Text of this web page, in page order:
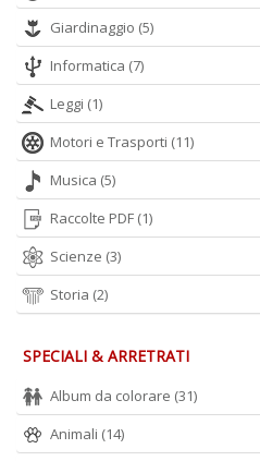
Giardinaggio (5)
Informatica (7)
Leggi (1)
Motori e Trasporti (11)
Musica (5)
Raccolte PDF (1)
Scienze (3)
Storia (2)
SPECIALI & ARRETRATI
Album da colorare (31)
Animali (14)